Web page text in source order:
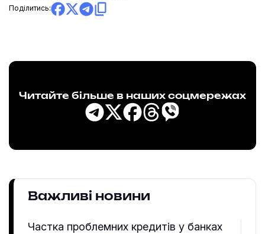
Поділитись:
Читайте більше в наших соцмережах
Важливі новини
Частка проблемних кредитів у банках